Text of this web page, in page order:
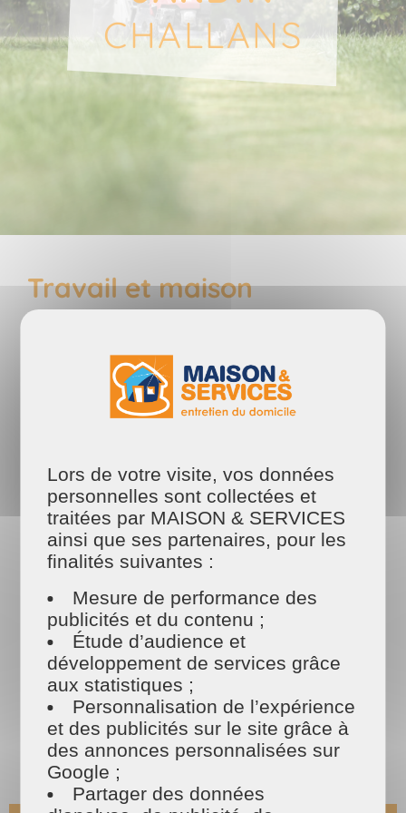
CHALLANS
Travail et maison
vous prennent
beaucoup de
temps et d'énergie. Pour enfin profiter de votre
des experts.
Les tarifs
MAISON ET SERVICES
Lors de votre visite, vos données
personnelles sont collectées et
traitées par MAISON & SERVICES
ainsi que ses partenaires, pour les
finalités suivantes :
Mesure de performance des
publicités et du contenu ;
Étude d’audience et
développement de services grâce
aux statistiques ;
Personnalisation de l’expérience
et des publicités sur le site grâce à
des annonces personnalisées sur
Google ;
Partager des données